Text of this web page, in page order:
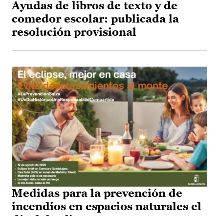
Ayudas de libros de texto y de
comedor escolar: publicada la
resolución provisional
Medidas para la prevención de
incendios en espacios naturales el